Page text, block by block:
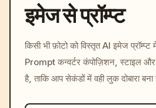
c,
इमेज से प्रॉम्प्ट
किसी भी फ़ोटो को विस्तृत AI इमेज
Prompt कन्वर्टर कंपोज़िशन, स्टाइल और
है, ताकि आप सेकंडों में वही लुक दोबारा